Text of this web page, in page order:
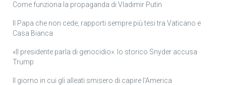
Come funziona la propaganda di Vladimir Putin
Il Papa che non cede, rapporti sempre più tesi tra Vaticano e
Casa Bianca
«Il presidente parla di genocidio»: lo storico Snyder accusa
Trump
Il giorno in cui gli alleati smisero di capire l’America